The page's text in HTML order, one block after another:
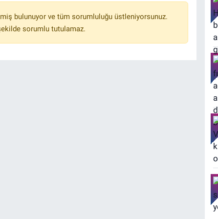
bulunuyor ve tüm sorumluluğu üstleniyorsunuz.
sorumlu tutulamaz.